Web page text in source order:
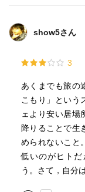
show5さん
3
あくまでも旅の
こもり」という
ェより安い居場
降りることで生
められないこと
低いのがヒト
う。さて，自分